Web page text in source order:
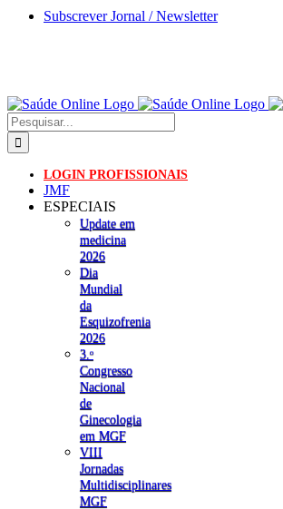
Skip
Subscrever Jornal / Newsletter
Pesquisar
LOGIN PROFISSIONAIS
JMF
ESPECIAIS
Update em
medicina
2026
Dia
Mundial
da
Esquizofrenia
2026
3.ᵒ
Congresso
Nacional
de
Ginecologia
em MGF
VIII
Jornadas
Multidisciplinares
MGF